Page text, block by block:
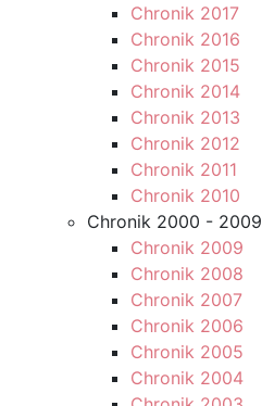
Chronik 2017
Chronik 2016
Chronik 2015
Chronik 2014
Chronik 2013
Chronik 2012
Chronik 2011
Chronik 2010
Chronik 2000 - 2009
Chronik 2009
Chronik 2008
Chronik 2007
Chronik 2006
Chronik 2005
Chronik 2004